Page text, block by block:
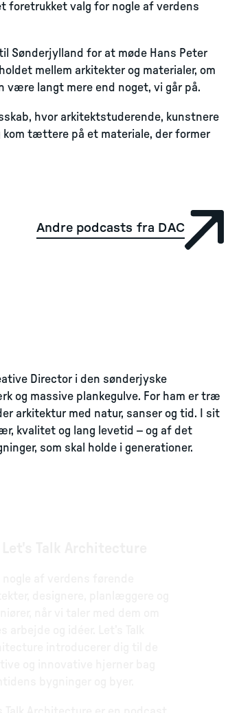
foretrukket valg for nogle af verdens
Sønderjylland for at møde Hans Peter
mellem arkitekter og materialer, om
langt mere end noget, vi går på.
hvor arkitektstuderende, kunstnere
tættere på et materiale, der former
Andre podcasts fra DAC
Director i den sønderjyske
og massive plankegulve. For ham er træ
arkitektur med natur, sanser og tid. I sit
kvalitet og lang levetid – og af det
som skal holde i generationer.